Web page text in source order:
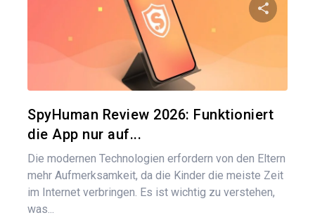
SpyHuman Review 2026: Funktioniert
die App nur auf...
Die modernen Technologien erfordern von den Eltern
mehr Aufmerksamkeit, da die Kinder die meiste Zeit
im Internet verbringen. Es ist wichtig zu verstehen,
was...